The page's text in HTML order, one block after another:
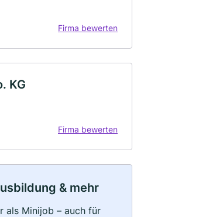
Firma bewerten
KG
Firma bewerten
& mehr
als Minijob – auch für